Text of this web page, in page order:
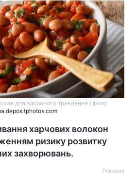
для здорового травлення / фото
харчових волокон
ризику розвитку
захворювань.
Реклама